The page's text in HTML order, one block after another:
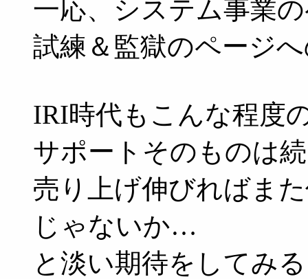
一応、システム事業
試練＆監獄のページ
IRI時代もこんな程度
サポートそのものは
売り上げ伸びればま
じゃないか…
と淡い期待をしてみ